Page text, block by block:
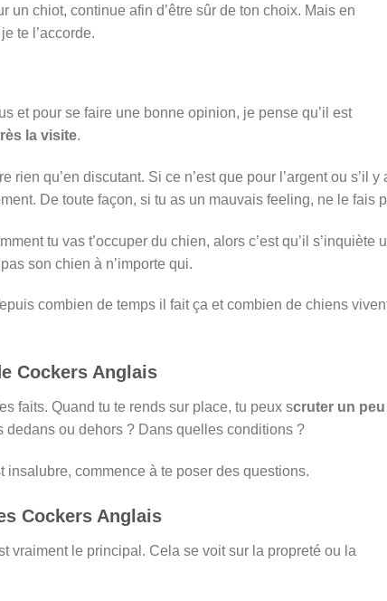
un chiot, continue afin d’être sûr de ton choix. Mais en
te l’accorde.
et pour se faire une bonne opinion, je pense qu’il est
la visite.
qu’en discutant. Si ce n’est que pour l’argent ou s’il y
De toute façon, si tu as un mauvais feeling, ne le fais
tu vas t’occuper du chien, alors c’est qu’il s’inquiète
son chien à n’importe qui.
combien de temps il fait ça et combien de chiens
Cockers Anglais
faits. Quand tu te rends sur place, tu peux scruter un peu
dedans ou dehors ? Dans quelles conditions ?
insalubre, commence à te poser des questions.
Cockers Anglais
vraiment le principal. Cela se voit sur la propreté ou la